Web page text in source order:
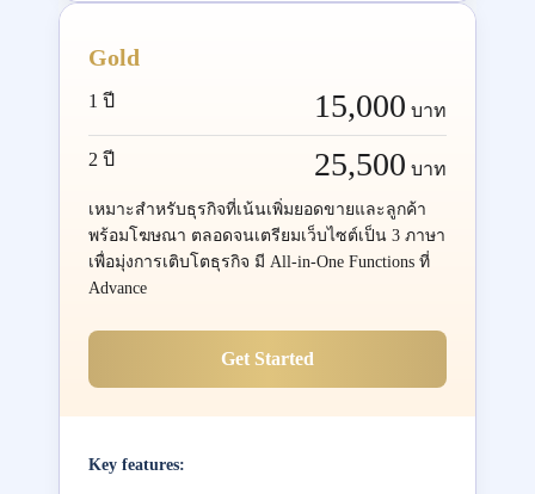
Gold
1 ปี 15,000 บาท
2 ปี 25,500 บาท
เหมาะสำหรับธุรกิจที่เน้นเพิ่มยอดขายและลูกค้า
พร้อมโฆษณา ตลอดจนเตรียมเว็บไซต์เป็น 3 ภาษา
เพื่อมุ่งการเติบโตธุรกิจ มี All-in-One Functions ที่
Advance
Get Started
Key features: